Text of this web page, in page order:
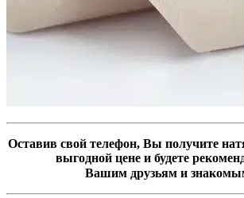
Оставив свой телефон, Вы получите
выгодной цене и будете
Вашим друзьям и